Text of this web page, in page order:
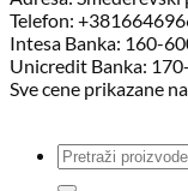
Telefon:
Intesa Banka: 160-
Unicredit Banka:
Sve cene prikazane
Pretraga
za: